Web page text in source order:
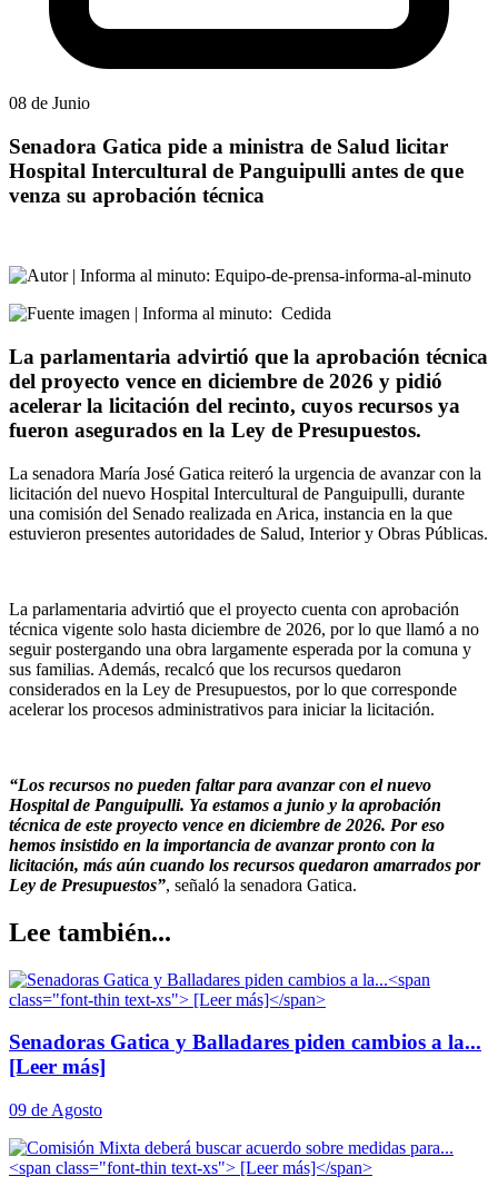
08 de Junio
Senadora Gatica pide a ministra de Salud licitar
Hospital Intercultural de Panguipulli antes de que
venza su aprobación técnica
: Equipo-de-prensa-informa-al-minuto
: Cedida
La parlamentaria advirtió que la aprobación técnica
del proyecto vence en diciembre de 2026 y pidió
acelerar la licitación del recinto, cuyos recursos ya
fueron asegurados en la Ley de Presupuestos.
La senadora María José Gatica reiteró la urgencia de avanzar con la
licitación del nuevo Hospital Intercultural de Panguipulli, durante
una comisión del Senado realizada en Arica, instancia en la que
estuvieron presentes autoridades de Salud, Interior y Obras Públicas.
La parlamentaria advirtió que el proyecto cuenta con aprobación
técnica vigente solo hasta diciembre de 2026, por lo que llamó a no
seguir postergando una obra largamente esperada por la comuna y
sus familias. Además, recalcó que los recursos quedaron
considerados en la Ley de Presupuestos, por lo que corresponde
acelerar los procesos administrativos para iniciar la licitación.
“Los recursos no pueden faltar para avanzar con el nuevo
Hospital de Panguipulli. Ya estamos a junio y la aprobación
técnica de este proyecto vence en diciembre de 2026. Por eso
hemos insistido en la importancia de avanzar pronto con la
licitación, más aún cuando los recursos quedaron amarrados por
Ley de Presupuestos”, señaló la senadora Gatica.
Lee también...
Senadoras Gatica y Balladares piden cambios a la...
[Leer más]
09 de Agosto